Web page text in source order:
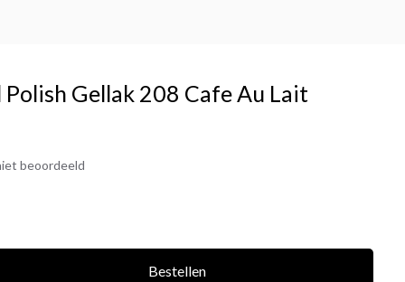
Polish Gellak 208 Cafe Au Lait
beoordeeld
Bestellen